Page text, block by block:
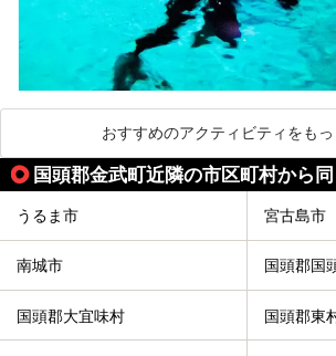
おすすめのアクティビティをもっ
国頭郡金武町近隣の市区町村から
うるま市 宮古島市
南城市 国頭郡国
国頭郡大宜味村 国頭郡東